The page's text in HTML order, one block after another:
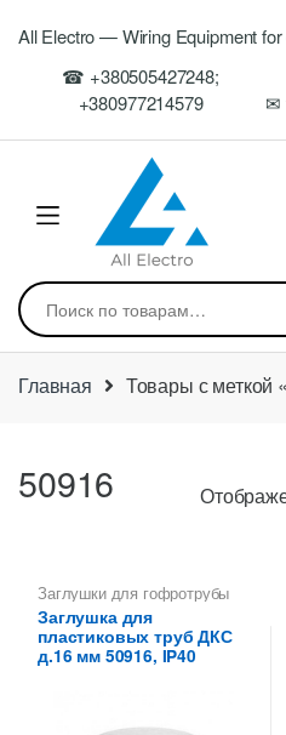
navigation
All Electro — Wiring Equipment for
☎ +380505427248;
+380977214579
✉
Искать:
Главная Товары с меткой
50916
Заглушки для гофротрубы
Заглушка для
пластиковых труб ДКС
д.16 мм 50916, IP40